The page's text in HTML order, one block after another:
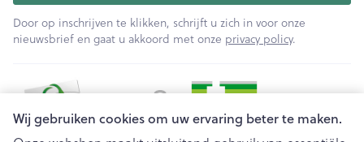
Wij gebruiken cookies om uw ervaring beter te maken.
Door op inschrijven te klikken, schrijft u zich in voor onze
nieuwsbrief en gaat u akkoord met onze privacy policy.